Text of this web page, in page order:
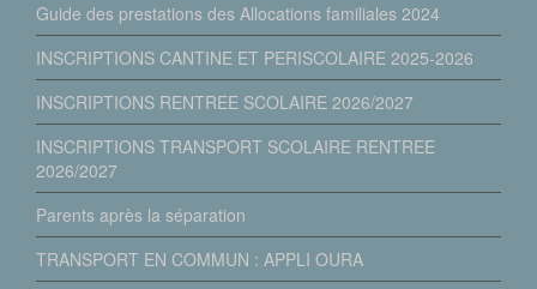
Guide des prestations des Allocations familiales 2024
INSCRIPTIONS CANTINE ET PERISCOLAIRE 2025-2026
INSCRIPTIONS RENTREE SCOLAIRE 2026/2027
INSCRIPTIONS TRANSPORT SCOLAIRE RENTREE
2026/2027
Parents après la séparation
TRANSPORT EN COMMUN : APPLI OURA